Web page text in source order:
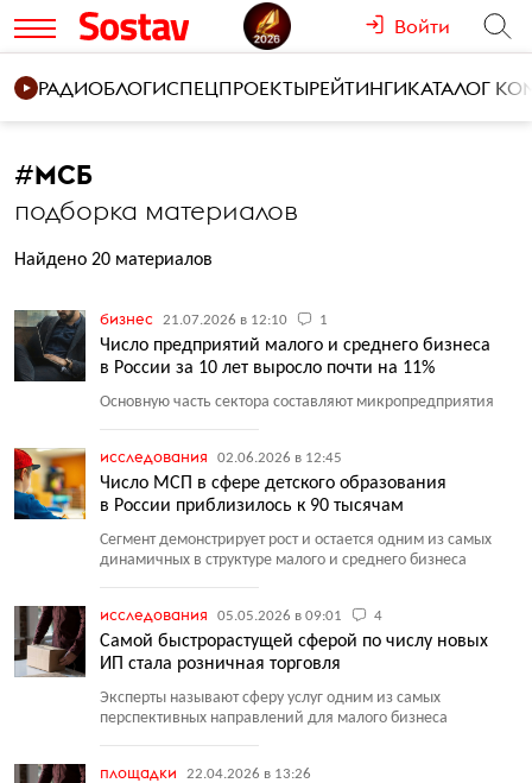
Войти
РАДИОБЛОГИСПЕЦПРОЕКТЫРЕЙТИНГИКАТАЛОГ
#МСБ
подборка материалов
Найдено 20 материалов
бизнес 21.07.2026 в 12:10 1
Число предприятий малого и среднего бизнеса
в России за 10 лет выросло почти на 11%
Основную часть сектора составляют микропредприятия
исследования 02.06.2026 в 12:45
Число МСП в сфере детского образования
в России приблизилось к 90 тысячам
Сегмент демонстрирует рост и остается одним из самых
динамичных в структуре малого и среднего бизнеса
исследования 05.05.2026 в 09:01 4
Самой быстрорастущей сферой по числу новых
ИП стала розничная торговля
Эксперты называют сферу услуг одним из самых
перспективных направлений для малого бизнеса
площадки 22.04.2026 в 13:26